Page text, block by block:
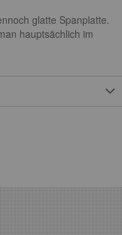
glatte Spanplatte.
hauptsächlich im